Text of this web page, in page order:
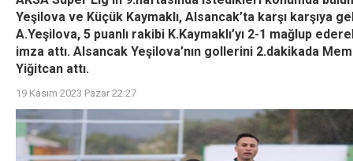
Yeşilova ve Küçük Kaymaklı, Alsancak’ta karşı karşıya
A.Yeşilova, 5 puanlı rakibi K.Kaymaklı’yı 2-1 mağlup
imza attı. Alsancak Yeşilova’nın gollerini 2.dakikada
Yiğitcan attı.
19 Kasım 2023 Pazar 22:27